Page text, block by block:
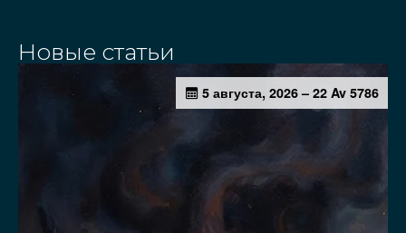
Новые статьи